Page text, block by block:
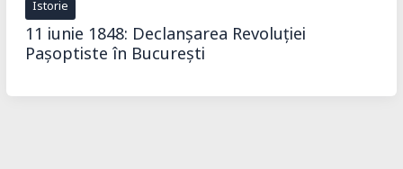
Istorie
11 iunie 1848: Declanșarea Revoluției
Pașoptiste în București